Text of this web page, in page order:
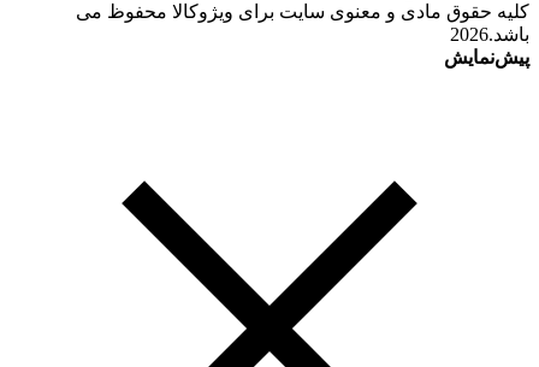
کلیه حقوق مادی و معنوی سایت برای ویژوکالا محفوظ می
باشد.2026
پیش‌نمایش